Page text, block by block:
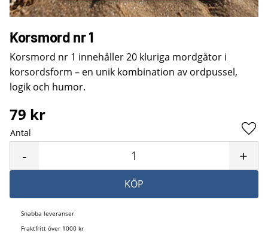
Korsmord nr 1
Korsmord nr 1 innehåller 20 kluriga mordgåtor i
korsordsform – en unik kombination av ordpussel,
logik och humor.
79 kr
Antal
+
-
KÖP
Snabba leveranser
Fraktfritt över 1000 kr